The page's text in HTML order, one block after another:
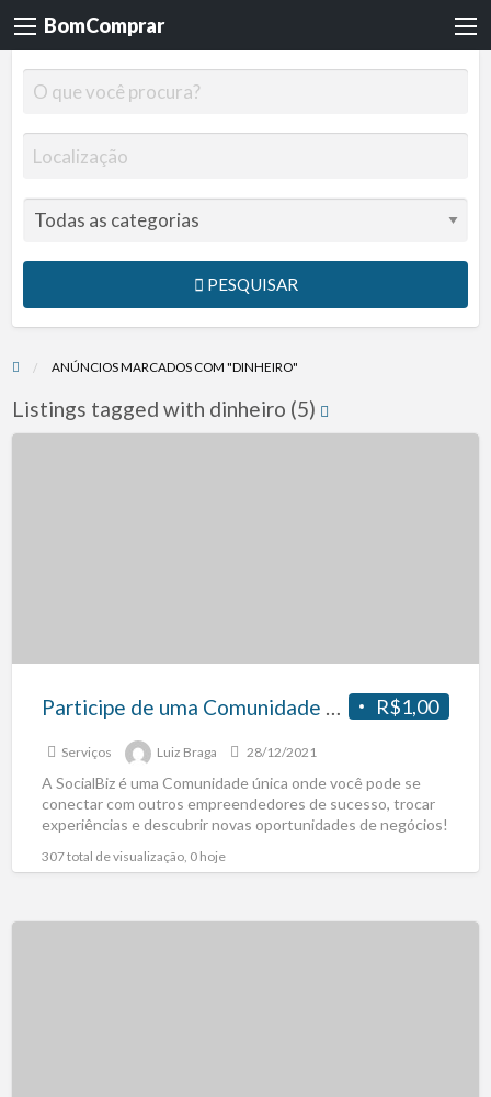
BomComprar
PESQUISAR
ANÚNCIOS MARCADOS COM "DINHEIRO"
Listings tagged with dinheiro (5)
R$1,00
Participe de uma Comunidade de Empreendedores e descubra novas oportunidades de negócios!
Serviços Luiz Braga 28/12/2021
A SocialBiz é uma Comunidade única onde você pode se
conectar com outros empreendedores de sucesso, trocar
experiências e descubrir novas oportunidades de negócios!
307 total de visualização, 0 hoje